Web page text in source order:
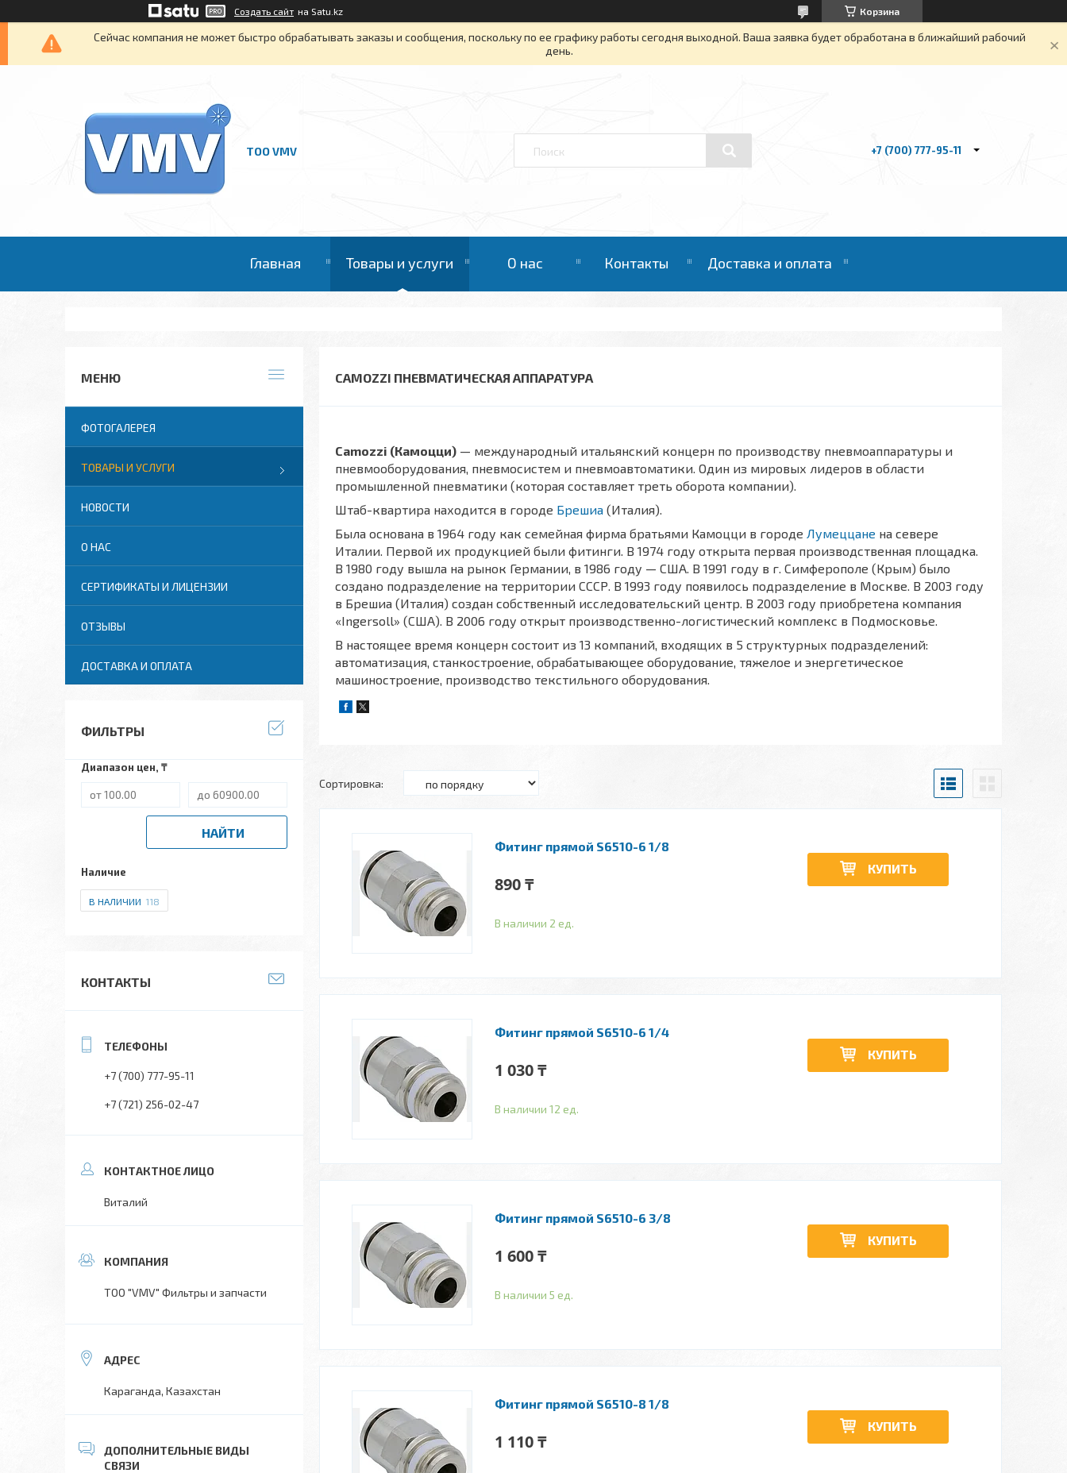
Создать сайт на Satu.kz Корзина
Сейчас компания не может быстро обрабатывать заказы и сообщения, поскольку по ее графику работы сегодня выходной. Ваша заявка будет обработана в ближайший рабочий
день.
ТОО VMV +7 (700) 777-95-11
Главная Товары и услуги О нас Контакты Доставка и оплата
CAMOZZI ПНЕВМАТИЧЕСКАЯ АППАРАТУРА
Camozzi (Камоцци) — международный итальянский концерн по производству пневмоаппаратуры и
пневмооборудования, пневмосистем и пневмоавтоматики. Один из мировых лидеров в области
промышленной пневматики (которая составляет треть оборота компании).
Штаб-квартира находится в городе Брешиа (Италия).
Была основана в 1964 году как семейная фирма братьями Камоцци в городе Лумеццане на севере
Италии. Первой их продукцией были фитинги. В 1974 году открыта первая производственная площадка.
В 1980 году вышла на рынок Германии, в 1986 году — США. В 1991 году в г. Симферополе (Крым) было
создано подразделение на территории СССР. В 1993 году появилось подразделение в Москве. В 2003 году
в Брешиа (Италия) создан собственный исследовательский центр. В 2003 году приобретена компания
«Ingersoll» (США). В 2006 году открыт производственно-логистический комплекс в Подмосковье.
В настоящее время концерн состоит из 13 компаний, входящих в 5 структурных подразделений:
автоматизация, станкостроение, обрабатывающее оборудование, тяжелое и энергетическое
машиностроение, производство текстильного оборудования.
КУПИТЬ
Фитинг прямой S6510-6 1/8
890 ₸
В наличии 2 ед.
КУПИТЬ
Фитинг прямой S6510-6 1/4
1 030 ₸
В наличии 12 ед.
КУПИТЬ
Фитинг прямой S6510-6 3/8
1 600 ₸
В наличии 5 ед.
КУПИТЬ
Фитинг прямой S6510-8 1/8
1 110 ₸
ФОТОГАЛЕРЕЯ
ТОВАРЫ И УСЛУГИ
НОВОСТИ
О НАС
СЕРТИФИКАТЫ И ЛИЦЕНЗИИ
ОТЗЫВЫ
ДОСТАВКА И ОПЛАТА
ФИЛЬТРЫ
Диапазон цен, ₸
НАЙТИ
Наличие
В НАЛИЧИИ 118
КОНТАКТЫ
+7 (700) 777-95-11
+7 (721) 256-02-47
Виталий
ТОО "VMV" Фильтры и запчасти
Караганда, Казахстан